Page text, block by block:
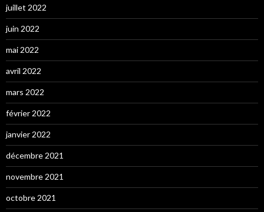
juillet 2022
juin 2022
mai 2022
avril 2022
mars 2022
février 2022
janvier 2022
décembre 2021
novembre 2021
octobre 2021